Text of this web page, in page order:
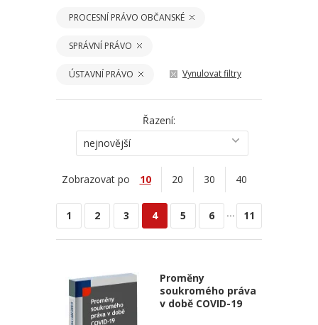
PROCESNÍ PRÁVO OBČANSKÉ
SPRÁVNÍ PRÁVO
ÚSTAVNÍ PRÁVO Vynulovat filtry
Řazení:
nejnovější
Zobrazovat po 10 20 30 40
1 2 3 4 5 6 ... 11
Proměny
soukromého práva
v době COVID-19